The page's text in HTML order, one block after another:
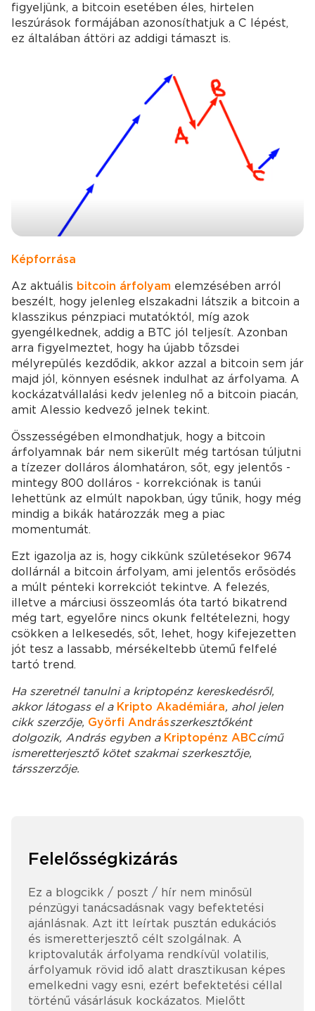
figyeljünk, a bitcoin esetében éles, hirtelen
leszúrások formájában azonosíthatjuk a C lépést,
ez általában áttöri az addigi támaszt is.
Kép forrása
Az aktuális bitcoin árfolyam elemzésében arról
beszélt, hogy jelenleg elszakadni látszik a bitcoin a
klasszikus pénzpiaci mutatóktól, míg azok
gyengélkednek, addig a BTC jól teljesít. Azonban
arra figyelmeztet, hogy ha újabb tőzsdei
mélyrepülés kezdődik, akkor azzal a bitcoin sem jár
majd jól, könnyen esésnek indulhat az árfolyama. A
kockázatvállalási kedv jelenleg nő a bitcoin piacán,
amit Alessio kedvező jelnek tekint.
Összességében elmondhatjuk, hogy a bitcoin
árfolyamnak bár nem sikerült még tartósan túljutni
a tízezer dolláros álomhatáron, sőt, egy jelentős -
mintegy 800 dolláros - korrekciónak is tanúi
lehettünk az elmúlt napokban, úgy tűnik, hogy még
mindig a bikák határozzák meg a piac
momentumát.
Ezt igazolja az is, hogy cikkünk születésekor 9674
dollárnál a bitcoin árfolyam, ami jelentős erősödés
a múlt pénteki korrekciót tekintve. A felezés,
illetve a márciusi összeomlás óta tartó bikatrend
még tart, egyelőre nincs okunk feltételezni, hogy
csökken a lelkesedés, sőt, lehet, hogy kifejezetten
jót tesz a lassabb, mérsékeltebb ütemű felfelé
tartó trend.
Ha szeretnél tanulni a kriptopénz kereskedésről,
akkor látogass el a Kripto Akadémiára, ahol jelen
cikk szerzője, Györfi Andrásszerkesztőként
dolgozik, András egyben a Kriptopénz ABCcímű
ismeretterjesztő kötet szakmai szerkesztője,
társszerzője.
Felelősségkizárás
Ez a blogcikk / poszt / hír nem minősül
pénzügyi tanácsadásnak vagy befektetési
ajánlásnak. Azt itt leírtak pusztán edukációs
és ismeretterjesztő célt szolgálnak. A
kriptovaluták árfolyama rendkívül volatilis,
árfolyamuk rövid idő alatt drasztikusan képes
emelkedni vagy esni, ezért befektetési céllal
történű vásárlásuk kockázatos. Mielőtt